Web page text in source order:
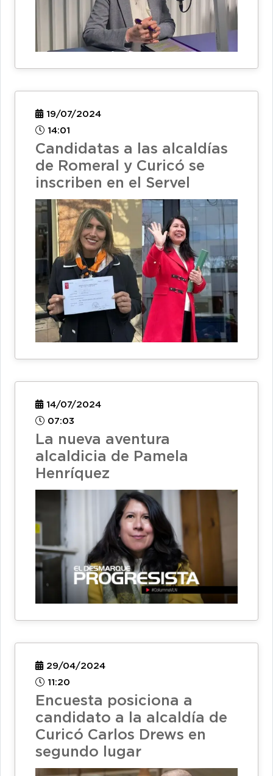
19/07/2024
14:01
Candidatas a las alcaldías
de Romeral y Curicó se
inscriben en el Servel
14/07/2024
07:03
La nueva aventura
alcaldicia de Pamela
Henríquez
29/04/2024
11:20
Encuesta posiciona a
candidato a la alcaldía de
Curicó Carlos Drews en
segundo lugar